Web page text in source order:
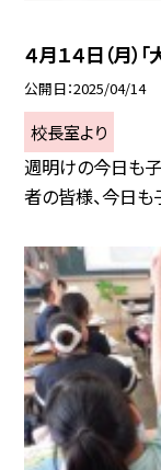
４月１４日（月）
公開日 2025/04/14
校長室より
週明けの今日も
者の皆様、今日も